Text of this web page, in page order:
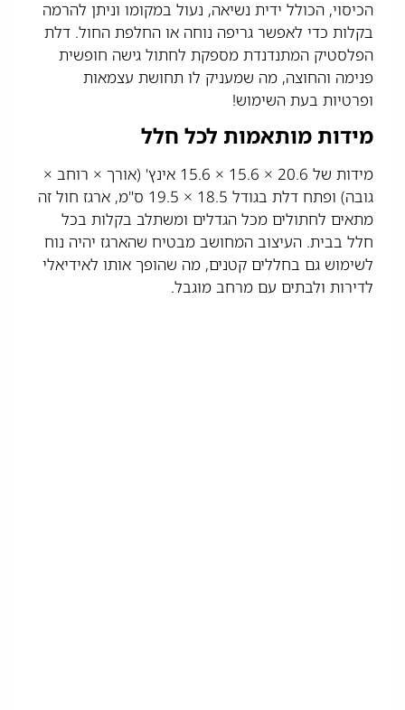
הכיסוי, הכולל ידית נשיאה, נעול במקומו וניתן להרמה
בקלות כדי לאפשר גריפה נוחה או החלפת החול. דלת
הפלסטיק המתנדנדת מספקת לחתול גישה חופשית
פנימה והחוצה, מה שמעניק לו תחושת עצמאות
ופרטיות בעת השימוש!
מידות מותאמות לכל חלל
מידות של 20.6 × 15.6 × 15.6 אינץ' (אורך × רוחב ×
גובה) ופתח דלת בגודל 18.5 × 19.5 ס"מ, ארגז חול זה
מתאים לחתולים מכל הגדלים ומשתלב בקלות בכל
חלל בבית. העיצוב המחושב מבטיח שהארגז יהיה נוח
לשימוש גם בחללים קטנים, מה שהופך אותו לאידיאלי
לדירות ולבתים עם מרחב מוגבל.